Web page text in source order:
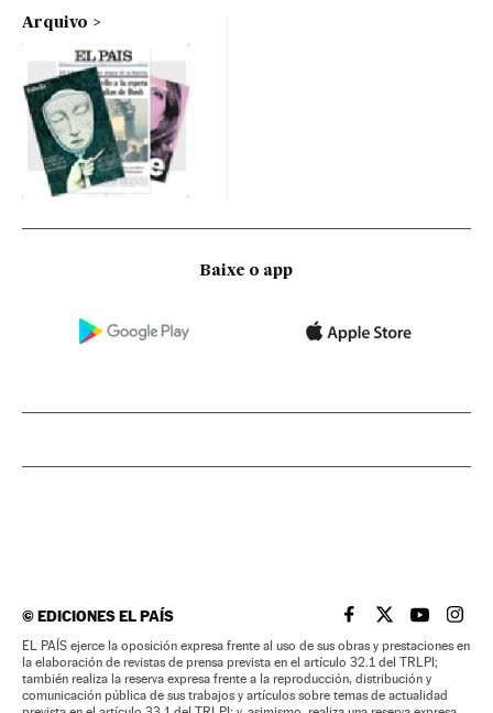
Arquivo
Baixe o app
©EDICIONES EL PAÍS EL PAÍS BRASIL EN
EL PAÍSEL PAÍS
EL
EL PAÍS ejerce la oposición expresa frente al uso de sus obras y prestaciones en
la elaboración de revistas de prensa prevista en el artículo 32.1 del TRLPI;
también realiza la reserva expresa frente a la reproducción, distribución y
comunicación pública de sus trabajos y artículos sobre temas de actualidad